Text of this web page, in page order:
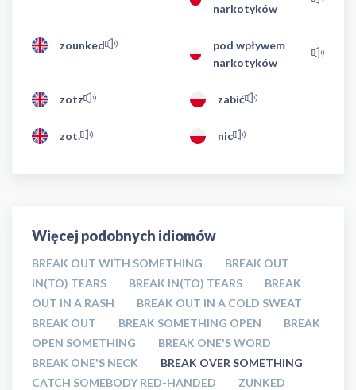
narkotyków
zounked
pod wpływem
narkotyków
zotz zabić
zot. nic
Więcej podobnych idiomów
BREAK OUT WITH SOMETHING
BREAK OUT
IN(TO) TEARS
BREAK IN(TO) TEARS
BREAK
OUT IN A RASH
BREAK OUT IN A COLD SWEAT
BREAK OUT
BREAK SOMETHING OPEN
BREAK
OPEN SOMETHING
BREAK ONE'S WORD
BREAK ONE'S NECK
BREAK OVER SOMETHING
CATCH SOMEBODY RED-HANDED
ZUNKED